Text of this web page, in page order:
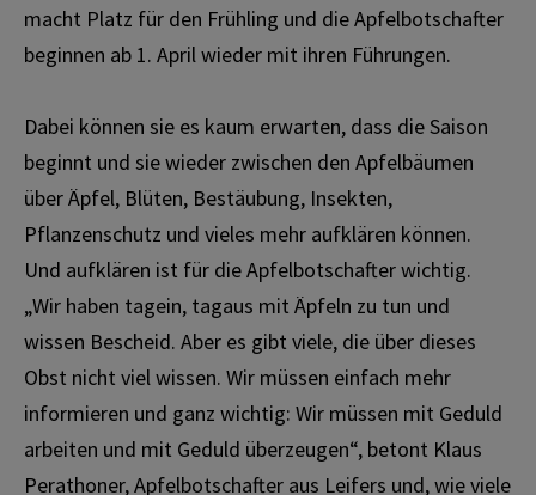
macht Platz für den Frühling und die Apfelbotschafter
beginnen ab 1. April wieder mit ihren Führungen.
Dabei können sie es kaum erwarten, dass die Saison
beginnt und sie wieder zwischen den Apfelbäumen
über Äpfel, Blüten, Bestäubung, Insekten,
Pflanzenschutz und vieles mehr aufklären können.
Und aufklären ist für die Apfelbotschafter wichtig.
„Wir haben tagein, tagaus mit Äpfeln zu tun und
wissen Bescheid. Aber es gibt viele, die über dieses
Obst nicht viel wissen. Wir müssen einfach mehr
informieren und ganz wichtig: Wir müssen mit Geduld
arbeiten und mit Geduld überzeugen“, betont Klaus
Perathoner, Apfelbotschafter aus Leifers und, wie viele